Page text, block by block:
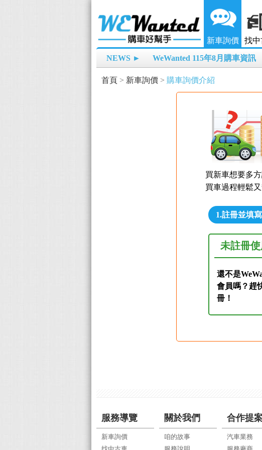
新車詢價 找中
NEWS ► WeWanted 115年8月購車資訊
首頁 > 新車詢價 > 購車詢價介紹
買新車想要多
買車過程輕鬆又
1.註冊並填
未註冊
還不是
會員嗎？趕
冊！
服務導覽
新車詢價
關於我們
咱的故事
合作提
汽車業務